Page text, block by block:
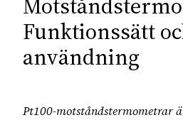
Funktionssätt
användning
Pt100-motståndstermometrar